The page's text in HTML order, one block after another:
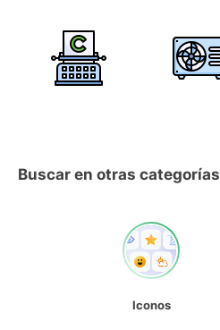
Buscar en otras categorías
Iconos